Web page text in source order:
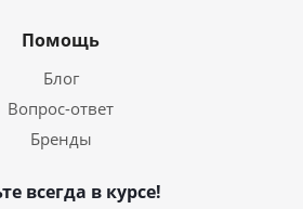
Помощь
Блог
Вопрос-ответ
Бренды
всегда в курсе!